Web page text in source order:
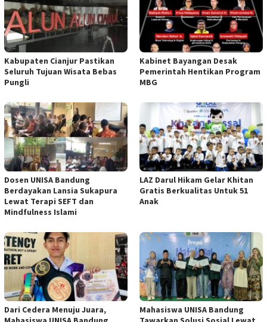
Kabupaten Cianjur Pastikan
Seluruh Tujuan Wisata Bebas
Pungli
Kabinet Bayangan Desak
Pemerintah Hentikan Program
MBG
Dosen UNISA Bandung
Berdayakan Lansia Sukapura
Lewat Terapi SEFT dan
Mindfulness Islami
LAZ Darul Hikam Gelar Khitan
Gratis Berkualitas Untuk 51
Anak
Dari Cedera Menuju Juara,
Mahasiswa UNISA Bandung